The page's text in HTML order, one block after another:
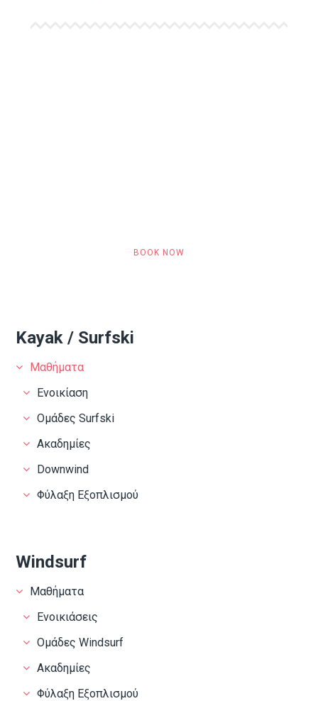
BOOK NOW
Kayak / Surfski
Μαθήματα
Ενοικίαση
Ομάδες Surfski
Ακαδημίες
Downwind
Φύλαξη Εξοπλισμού
Windsurf
Μαθήματα
Ενοικιάσεις
Ομάδες Windsurf
Ακαδημίες
Φύλαξη Εξοπλισμού